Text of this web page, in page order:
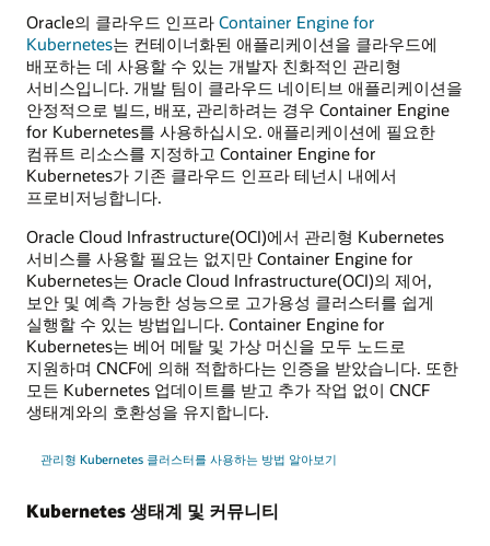
Oracle의 클라우드 인프라 Container Engine for
Kubernetes는 컨테이너화된 애플리케이션을 클라우드에
배포하는 데 사용할 수 있는 개발자 친화적인 관리형
서비스입니다. 개발 팀이 클라우드 네이티브 애플리케이션을
안정적으로 빌드, 배포, 관리하려는 경우 Container Engine
for Kubernetes를 사용하십시오. 애플리케이션에 필요한
컴퓨트 리소스를 지정하고 Container Engine for
Kubernetes가 기존 클라우드 인프라 테넌시 내에서
프로비저닝합니다.
Oracle Cloud Infrastructure(OCI)에서 관리형 Kubernetes
서비스를 사용할 필요는 없지만 Container Engine for
Kubernetes는 Oracle Cloud Infrastructure(OCI)의 제어,
보안 및 예측 가능한 성능으로 고가용성 클러스터를 쉽게
실행할 수 있는 방법입니다. Container Engine for
Kubernetes는 베어 메탈 및 가상 머신을 모두 노드로
지원하며 CNCF에 의해 적합하다는 인증을 받았습니다. 또한
모든 Kubernetes 업데이트를 받고 추가 작업 없이 CNCF
생태계와의 호환성을 유지합니다.
관리형 Kubernetes 클러스터를 사용하는 방법 알아보기
Kubernetes 생태계 및 커뮤니티